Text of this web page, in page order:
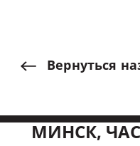
МИНСК,
Вернуться